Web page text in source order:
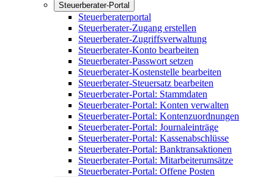
Steuerberater-Portal
Steuerberaterportal
Steuerberater-Zugang erstellen
Steuerberater-Zugriffsverwaltung
Steuerberater-Konto bearbeiten
Steuerberater-Passwort setzen
Steuerberater-Kostenstelle bearbeiten
Steuerberater-Steuersatz bearbeiten
Steuerberater-Portal: Stammdaten
Steuerberater-Portal: Konten verwalten
Steuerberater-Portal: Kontenzuordnungen
Steuerberater-Portal: Journaleinträge
Steuerberater-Portal: Kassenabschlüsse
Steuerberater-Portal: Banktransaktionen
Steuerberater-Portal: Mitarbeiterumsätze
Steuerberater-Portal: Offene Posten